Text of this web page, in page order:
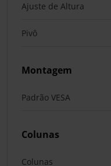
Ajuste de Altura
Pivô
Montagem
Padrão VESA
Colunas
Colunas